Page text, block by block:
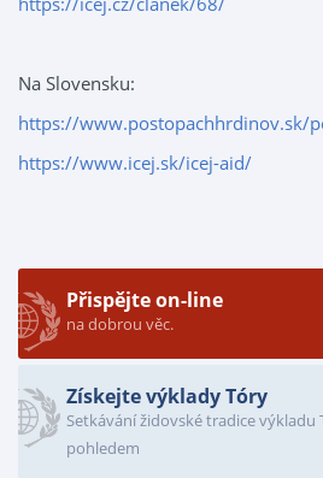
Na Slovensku:
https://www.postopachhrdinov.sk/
https://www.icej.sk/icej-aid/
Přispějte on-line
na dobrou věc.
Získejte výklady Tóry
Setkávání židovské tradice výkladu
pohledem